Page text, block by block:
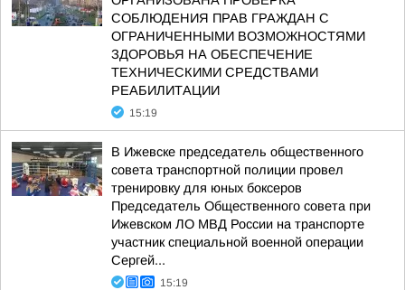
СОБЛЮДЕНИЯ ПРАВ ГРАЖДАН С
ОГРАНИЧЕННЫМИ ВОЗМОЖНОСТЯМИ
ЗДОРОВЬЯ НА ОБЕСПЕЧЕНИЕ
ТЕХНИЧЕСКИМИ СРЕДСТВАМИ
РЕАБИЛИТАЦИИ
15:19
В Ижевске председатель общественного
совета транспортной полиции провел
тренировку для юных боксеров
Председатель Общественного совета при
Ижевском ЛО МВД России на транспорте
участник специальной военной операции
Сергей...
15:19